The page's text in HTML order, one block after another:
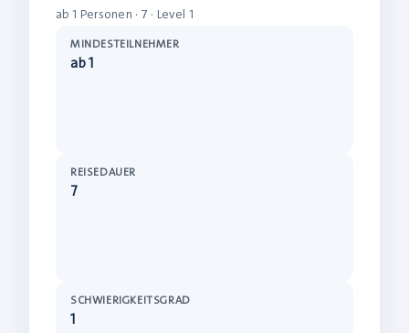
ab 1 Personen · 7 · Level 1
MINDESTEILNEHMER
ab 1
REISEDAUER
7
SCHWIERIGKEITSGRAD
1